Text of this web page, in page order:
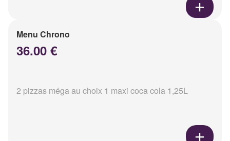
Menu Chrono
36.00 €
2 pizzas méga au choix 1 maxi coca cola 1,25L